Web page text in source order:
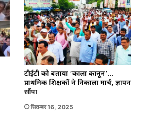
टीईटी को बताया ‘काला कानून’…
प्राथमिक शिक्षकों ने निकाला मार्च, ज्ञापन
सौंपा
सितम्बर 16, 2025